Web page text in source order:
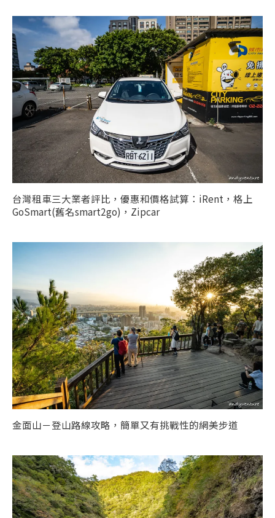
台灣租車三大業者評比，優惠和價格試算：iRent，格上
GoSmart(舊名smart2go)，Zipcar
金面山－登山路線攻略，簡單又有挑戰性的網美步道